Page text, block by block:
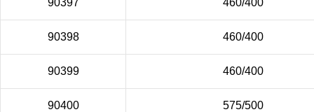
90397 460/400
90398 460/400
90399 460/400
90400 575/500